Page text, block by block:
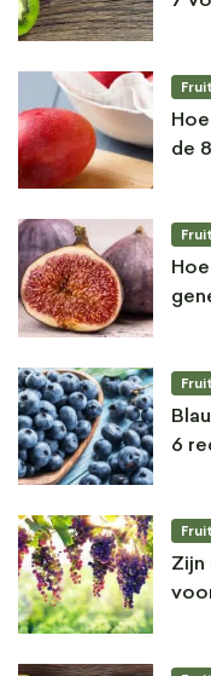
Fruit
de
Fruit
Fruit
6
Fruit
Zijn